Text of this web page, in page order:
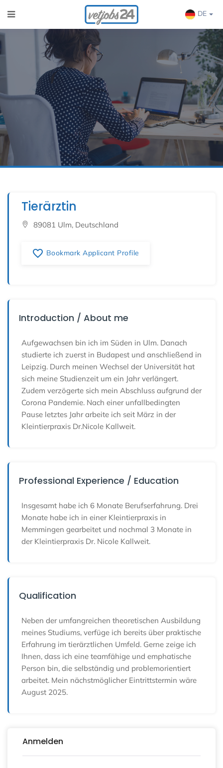
DE
Tierärztin
89081 Ulm, Deutschland
favorite_border Bookmark Applicant Profile
Introduction / About me
Aufgewachsen bin ich im Süden in Ulm. Danach
studierte ich zuerst in Budapest und anschließend in
Leipzig. Durch meinen Wechsel der Universität hat
sich meine Studienzeit um ein Jahr verlängert.
Zudem verzögerte sich mein Abschluss aufgrund der
Corona Pandemie. Nach einer unfallbedingten
Pause letztes Jahr arbeite ich seit März in der
Kleintierpraxis Dr.Nicole Kallweit.
Professional Experience / Education
Insgesamt habe ich 6 Monate Berufserfahrung. Drei
Monate habe ich in einer Kleintierpraxis in
Memmingen gearbeitet und nochmal 3 Monate in
der Kleintierpraxis Dr. Nicole Kallweit.
Qualification
Neben der umfangreichen theoretischen Ausbildung
meines Studiums, verfüge ich bereits über praktische
Erfahrung im tierärztlichen Umfeld. Gerne zeige ich
Ihnen, dass ich eine teamfähige und emphatische
Person bin, die selbständig und problemorientiert
arbeitet. Mein nächstmöglicher Eintrittstermin wäre
August 2025.
Anmelden